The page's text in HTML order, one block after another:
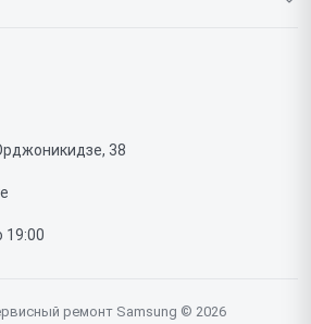
38
19:00
ремонт Samsung © 2026